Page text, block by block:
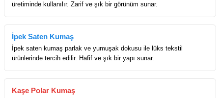
üretiminde kullanılır. Zarif ve şık bir görünüm sunar.
İpek Saten Kumaş
İpek saten kumaş parlak ve yumuşak dokusu ile lüks tekstil
ürünlerinde tercih edilir. Hafif ve şık bir yapı sunar.
Kaşe Polar Kumaş